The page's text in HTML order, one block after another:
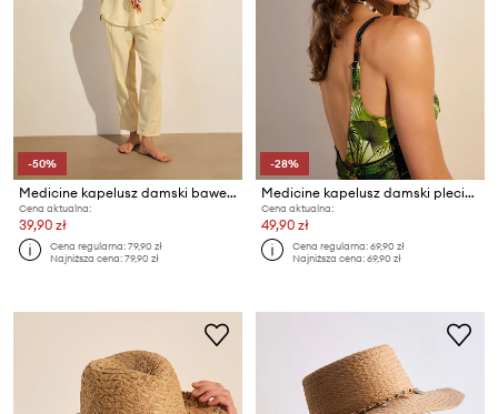
-50%
Medicine kapelusz damski bawełniany
Cena aktualna:
39,90 zł
Cena regularna:79,90 zł
Najniższa cena:79,90 zł
-28%
Medicine kapelusz damski pleciony
Cena aktualna:
49,90 zł
Cena regularna:69,90 zł
Najniższa cena:69,90 zł